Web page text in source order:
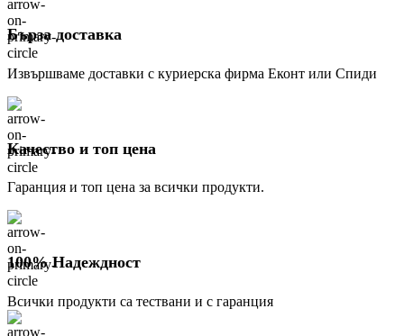
Бърза доставка
Извършваме доставки с куриерска фирма Еконт или Спиди
Качество и топ цена
Гаранция и топ цена за всички продукти.
100% Надеждност
Всички продукти са тествани и с гаранция